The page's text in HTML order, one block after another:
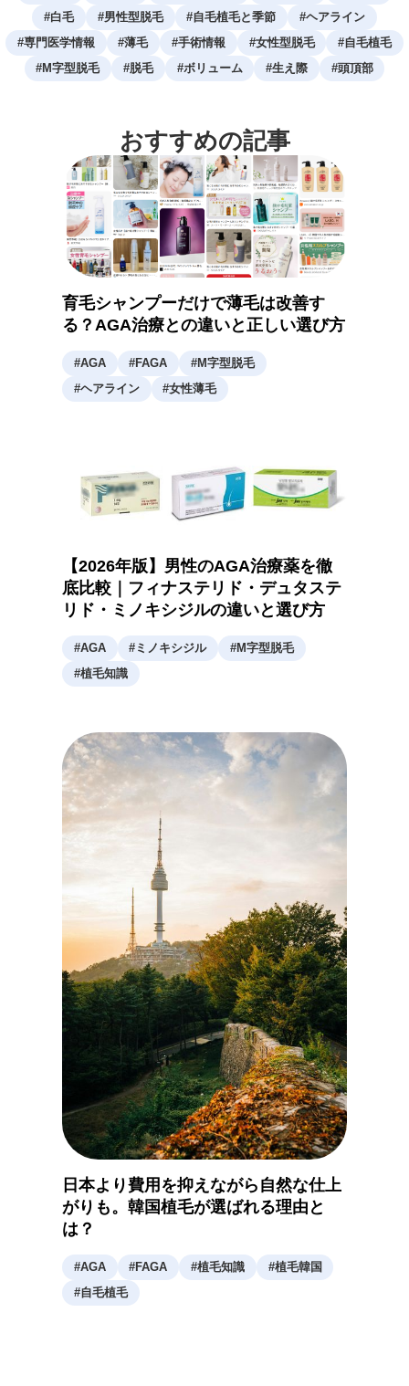
#白毛 #男性型脱毛 #自毛植毛と季節 #ヘアライン
#専門医学情報 #薄毛 #手術情報 #女性型脱毛 #自毛植毛
#M字型脱毛 #脱毛 #ボリューム #生え際 #頭頂部
おすすめの記事
育毛シャンプーだけで薄毛は改善す
る？AGA治療との違いと正しい選び方
#AGA #FAGA #M字型脱毛
#ヘアライン #女性薄毛
【2026年版】男性のAGA治療薬を徹
底比較｜フィナステリド・デュタステ
リド・ミノキシジルの違いと選び方
#AGA # ミノキシジル #M字型脱毛
#植毛知識
日本より費用を抑えながら自然な仕上
がりも。韓国植毛が選ばれる理由と
は？
#AGA #FAGA #植毛知識 #植毛韓国
#自毛植毛